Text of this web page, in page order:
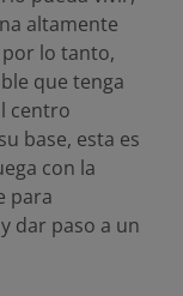
altamente
lo tanto,
que tenga
centro
base, esta es
con la
para
dar paso a un